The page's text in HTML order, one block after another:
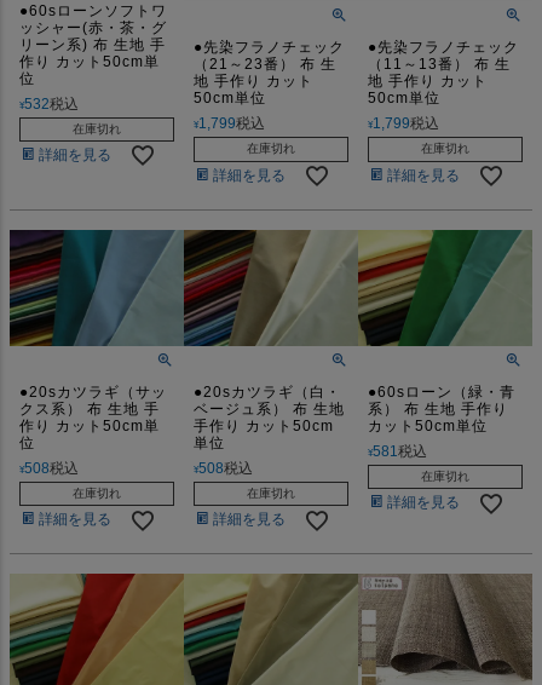
●60sローンソフトワ
ッシャー(赤・茶・グ
リーン系) 布 生地 手
作り カット50cm単
位
¥532税込
在庫切れ
詳細を見る
●先染フラノチェック
（21～23番） 布 生
地 手作り カット
50cm単位
¥1,799税込
在庫切れ
詳細を見る
●先染フラノチェック
（11～13番） 布 生
地 手作り カット
50cm単位
¥1,799税込
在庫切れ
詳細を見る
●20sカツラギ（サッ
クス系） 布 生地 手
作り カット50cm単
位
¥508税込
在庫切れ
詳細を見る
●20sカツラギ（白・
ベージュ系） 布 生地
手作り カット50cm
単位
¥508税込
在庫切れ
詳細を見る
●60sローン（緑・青
系） 布 生地 手作り
カット50cm単位
¥581税込
在庫切れ
詳細を見る